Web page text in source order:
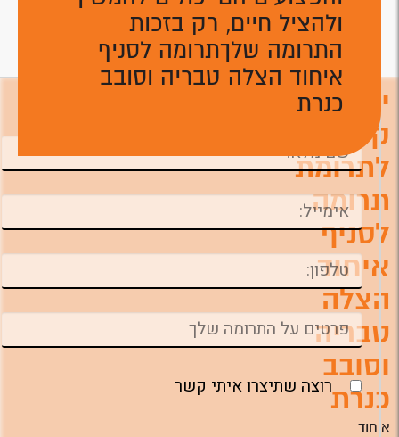
ולהציל חיים, רק בזכות
התרומה שלךתרומה לסניף
איחוד הצלה טבריה וסובב
כנרתיצירת
קשר
לתרומת
תרומה
לסניף
איחוד
הצלה
טבריה
וסובב
כנרת
איחוד
השאירו פרטים ונחזור אליכם טלפונית לביצוע
רוצה שתיצרו איתי קשר